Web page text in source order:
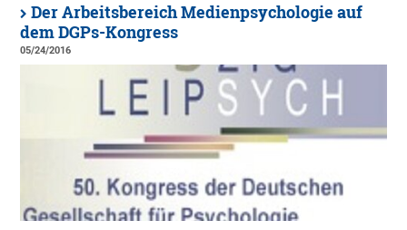
Der Arbeitsbereich Medienpsychologie auf
dem DGPs-Kongress
05/24/2016